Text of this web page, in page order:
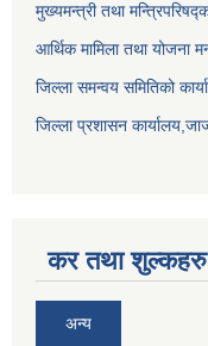
मुख्यमन्त्री तथा
आर्थिक मामिला तथा योजना
जिल्ला समन्वय समितिको
जिल्ला प्रशासन
कर तथा शुल्कहरु
अन्य